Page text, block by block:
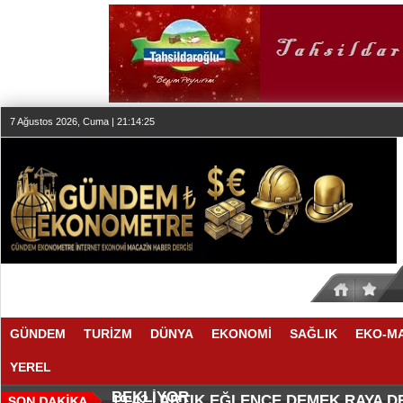
7 Ağustos 2026, Cuma | 21:14:26
GÜNDEM TURİZM DÜNYA EKONOMİ SAĞLIK EKO-
YEREL
20:00 |SEKTÖR, İSTİKRARLI BÜYÜME
BEKLİYOR
19:58 |MAKYÖZ CANSU DURKUN'DAN